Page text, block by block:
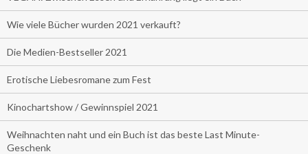
Wie viele Bücher wurden 2021 verkauft?
Die Medien-Bestseller 2021
Erotische Liebesromane zum Fest
Kinochartshow / Gewinnspiel 2021
Weihnachten naht und ein Buch ist das beste Last Minute-
Geschenk